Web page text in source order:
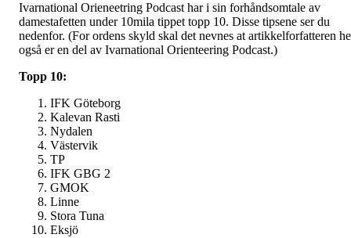
Ivarnational Orieneetring Podcast har i sin forhåndsomtale av
damestafetten under 10mila tippet topp 10. Disse tipsene ser du
nedenfor. (For ordens skyld skal det nevnes at artikkelforfatteren
også er en del av Ivarnational Orienteering Podcast.)
Topp 10:
IFK Göteborg
Kalevan Rasti
Nydalen
Västervik
TP
IFK GBG 2
GMOK
Linne
Stora Tuna
Eksjö